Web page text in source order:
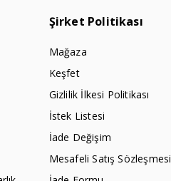
Şirket Politikası
Mağaza
Keşfet
Gizlilik İlkesi Politikası
İstek Listesi
İade Değişim
Mesafeli Satış Sözleşmesi